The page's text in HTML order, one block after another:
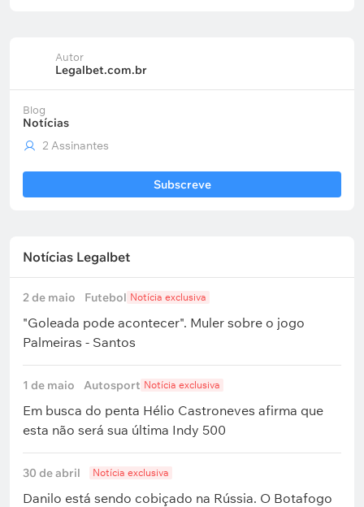
Autor
Legalbet.com.br
Blog
Notícias
2 Assinantes
Subscreve
Notícias Legalbet
2 de maio Futebol Notícia exclusiva
"Goleada pode acontecer". Muler sobre o jogo
Palmeiras - Santos
1 de maio Autosport Notícia exclusiva
Em busca do penta Hélio Castroneves afirma que
esta não será sua última Indy 500
30 de abril Notícia exclusiva
Danilo está sendo cobiçado na Rússia. O Botafogo